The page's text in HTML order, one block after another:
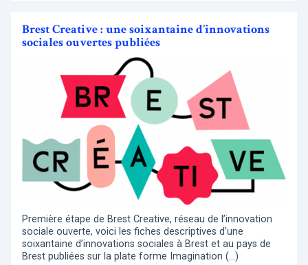
Brest Creative : une soixantaine d’innovations
sociales ouvertes publiées
Première étape de Brest Creative, réseau de l’innovation
sociale ouverte, voici les fiches descriptives d’une
soixantaine d’innovations sociales à Brest et au pays de
Brest publiées sur la plate forme Imagination (…)